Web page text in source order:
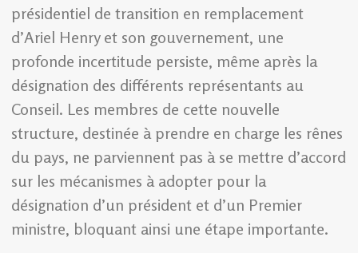
présidentiel de transition en remplacement
d’Ariel Henry et son gouvernement, une
profonde incertitude persiste, même après la
désignation des différents représentants au
Conseil. Les membres de cette nouvelle
structure, destinée à prendre en charge les rênes
du pays, ne parviennent pas à se mettre d’accord
sur les mécanismes à adopter pour la
désignation d’un président et d’un Premier
ministre, bloquant ainsi une étape importante.